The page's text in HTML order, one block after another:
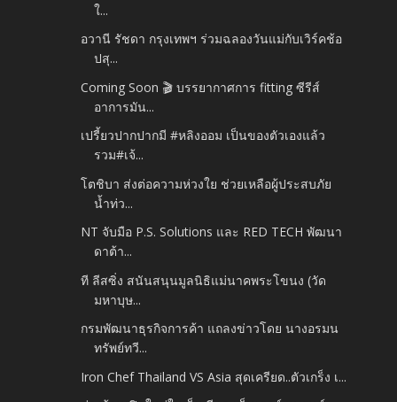
ใ...
อวานี รัชดา กรุงเทพฯ ร่วมฉลองวันแม่กับเวิร์คช้อ
ปสุ...
Coming Soon 🎬 บรรยากาศการ fitting ซีรีส์
อาการมัน...
เปรี้ยวปากปากมี #หลิงออม เป็นของตัวเองแล้ว
รวม#เจ้...
โตชิบา ส่งต่อความห่วงใย ช่วยเหลือผู้ประสบภัย
น้ำท่ว...
NT จับมือ P.S. Solutions และ RED TECH พัฒนา
ดาต้า...
ที ลีสซิ่ง สนันสนุนมูลนิธิแม่นาคพระโขนง (วัด
มหาบุษ...
กรมพัฒนาธุรกิจการค้า แถลงข่าวโดย นางอรมน
ทรัพย์ทวี...
Iron Chef Thailand VS Asia สุดเครียด..ตัวเกร็ง เ...